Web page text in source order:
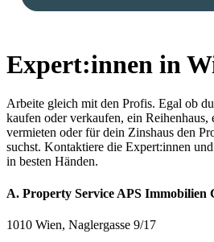
Expert:innen in
Arbeite gleich mit den Profis. Egal ob
kaufen oder verkaufen, ein
vermieten oder für dein Zinshaus den
suchst. Kontaktiere die Expert:innen
in besten Händen.
A. Property Service APS Immobilien
1010 Wien, Naglergasse 9/17